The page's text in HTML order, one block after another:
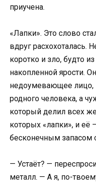
приучена.
«Лапки». Это слово
вдруг расхохоталась.
коротко и зло, будто
накопленной ярости.
недоумевающее лицо,
родного человека, а
который делил всех
которых «лапки», и
бесконечным запасом
— Устаёт? —
металл. — А я, по-